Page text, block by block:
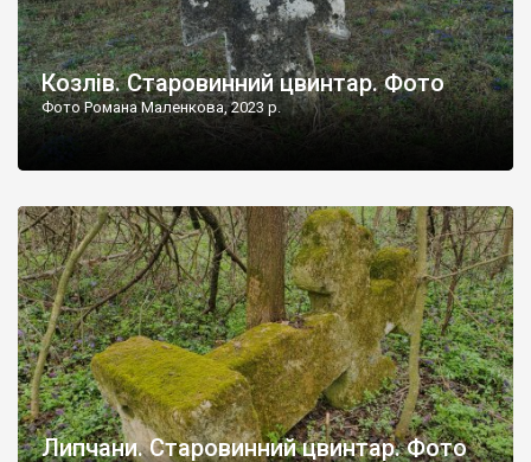
Козлів. Старовинний цвинтар. Фото
Фото Романа Маленкова, 2023 р.
Липчани. Старовинний цвинтар. Фото